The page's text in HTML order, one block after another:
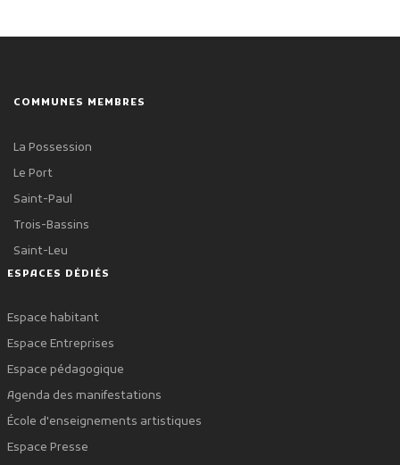
COMMUNES MEMBRES
La Possession
Le Port
Saint-Paul
Trois-Bassins
Saint-Leu
ESPACES DÉDIÉS
Espace habitant
Espace Entreprises
Espace pédagogique
Agenda des manifestations
École d'enseignements artistiques
Espace Presse